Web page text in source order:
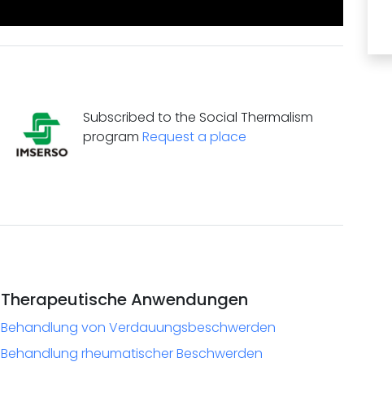
Subscribed to the Social Thermalism
program Request a place
Therapeutische Anwendungen
Behandlung von Verdauungsbeschwerden
Behandlung rheumatischer Beschwerden